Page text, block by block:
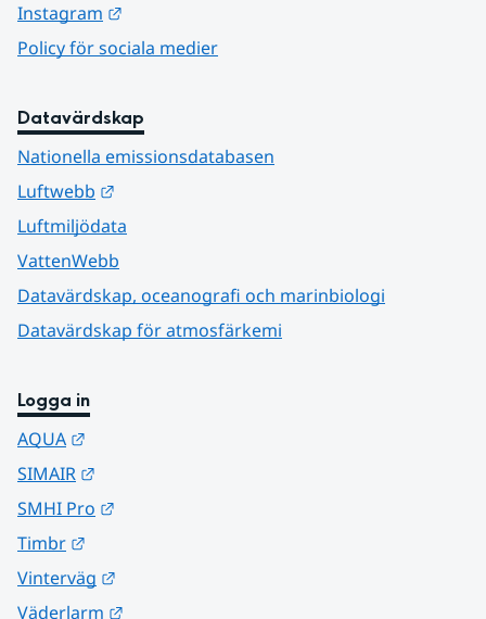
Instagram
Policy för sociala medier
Datavärdskap
Nationella emissionsdatabasen
Luftwebb
Luftmiljödata
VattenWebb
Datavärdskap, oceanografi och marinbiologi
Datavärdskap för atmosfärkemi
Logga in
AQUA
SIMAIR
SMHI Pro
Timbr
Vinterväg
Väderlarm